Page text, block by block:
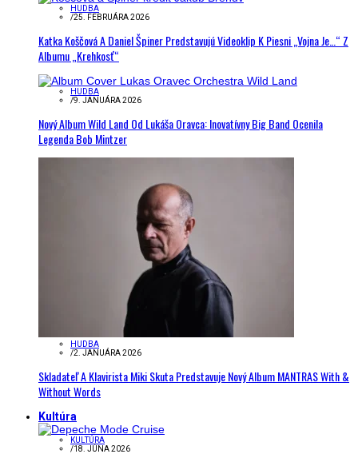
HUDBA
/25. FEBRUÁRA 2026
Katka Koščová A Daniel Špiner Predstavujú Videoklip K Piesni „Vojna Je…“ Z
Albumu „Krehkosť“
HUDBA
/9. JANUÁRA 2026
Nový Album Wild Land Od Lukáša Oravca: Inovatívny Big Band Ocenila
Legenda Bob Mintzer
HUDBA
/2. JANUÁRA 2026
Skladateľ A Klavirista Miki Skuta Predstavuje Nový Album MANTRAS With &
Without Words
Kultúra
KULTÚRA
/18. JÚNA 2026